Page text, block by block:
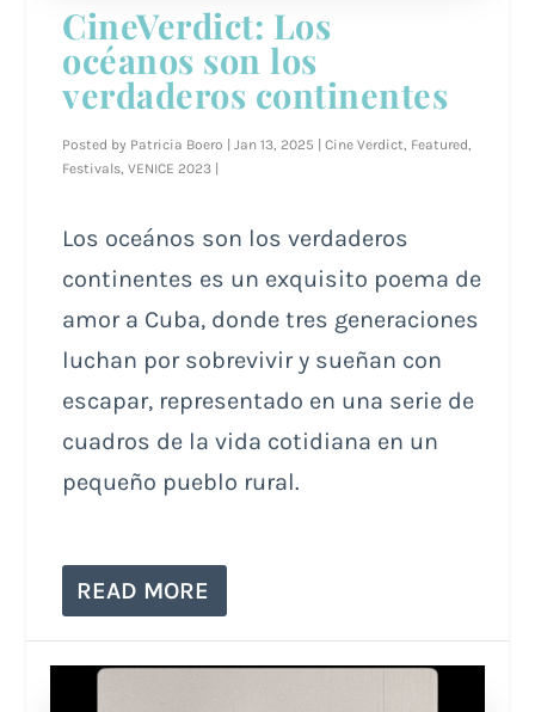
CineVerdict: Los
océanos son los
verdaderos continentes
Posted by Patricia Boero | Jan 13, 2025 |Cine Verdict Featured
Festivals ,VENICE 2023 |
Los oceános son los verdaderos
continentes es un exquisito poema de
amor a Cuba, donde tres generaciones
luchan por sobrevivir y sueñan con
escapar, representado en una serie de
cuadros de la vida cotidiana en un
pequeño pueblo rural.
READ MORE